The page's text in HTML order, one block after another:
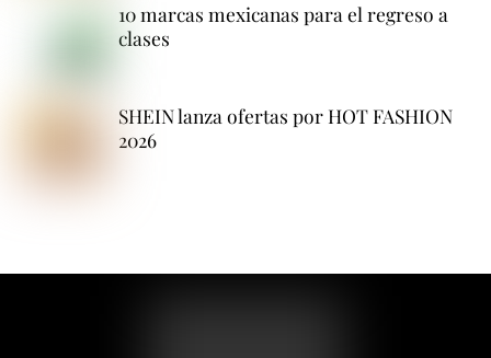
10 marcas mexicanas para el regreso a
clases
SHEIN lanza ofertas por HOT FASHION
2026